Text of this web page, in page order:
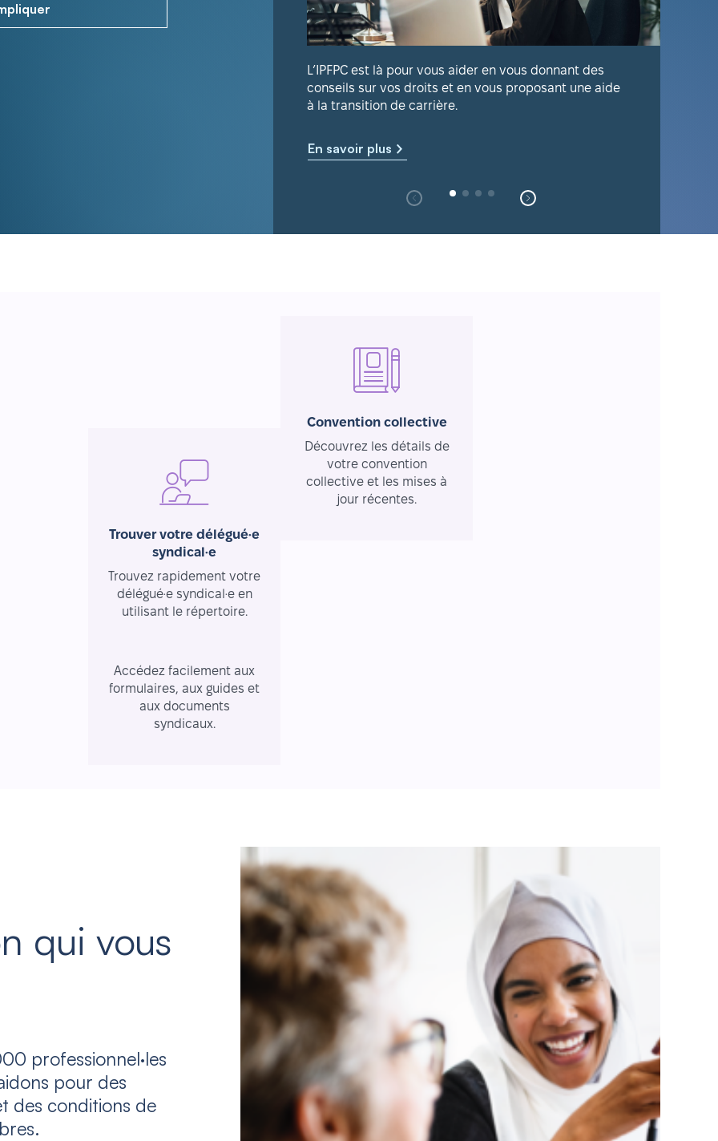
L’IPFPC est là pour vous aider en vous donnant des
conseils sur vos droits et en vous proposant une aide
à la transition de carrière.
En savoir plus
Trouver votre délégué·e
syndical·e
Trouvez rapidement votre
délégué·e syndical·e en
utilisant le répertoire.
Convention collective
Découvrez les détails de
votre convention
collective et les mises à
jour récentes.
Accédez facilement aux
formulaires, aux guides et
aux documents
syndicaux.
qui vous
professionnel·les
pour des
des conditions de